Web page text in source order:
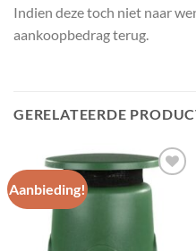
Indien deze toch niet naar
aankoopbedrag terug.
GERELATEERDE
Aanbieding!
Toevoegen
aan
wenslijst